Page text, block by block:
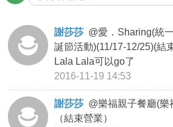
聯絡我們
APP下載
謝莎莎 @愛．Sharing(統
誕節活動)(11/17-12/25)(結
Lala Lala可以go了
2016-11-19 14:53
謝莎莎 @樂福親子餐廳(樂
（結束營業）